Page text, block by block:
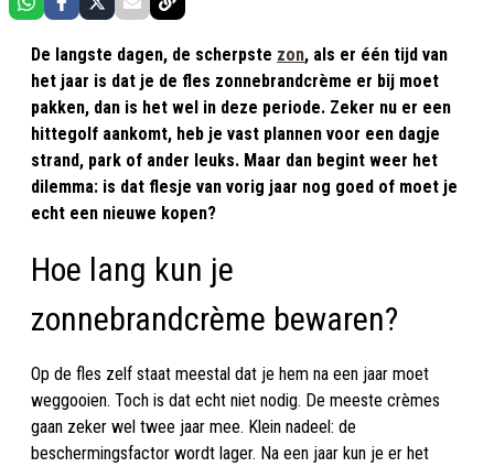
De langste dagen, de scherpste zon, als er één tijd van
het jaar is dat je de fles zonnebrandcrème er bij moet
pakken, dan is het wel in deze periode. Zeker nu er een
hittegolf aankomt, heb je vast plannen voor een dagje
strand, park of ander leuks. Maar dan begint weer het
dilemma: is dat flesje van vorig jaar nog goed of moet je
echt een nieuwe kopen?
Hoe lang kun je
zonnebrandcrème bewaren?
Op de fles zelf staat meestal dat je hem na een jaar moet
weggooien. Toch is dat echt niet nodig. De meeste crèmes
gaan zeker wel twee jaar mee. Klein nadeel: de
beschermingsfactor wordt lager. Na een jaar kun je er het